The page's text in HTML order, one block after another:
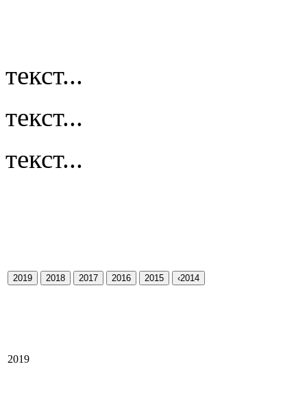
текст...
текст...
текст...
2019 2018 2017 2016 2015 ‹2014
2019